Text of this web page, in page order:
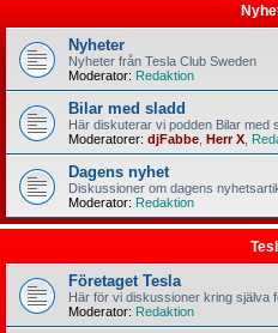
Nyheter
Nyheter från Tesla Club Sweden
Moderator: Redaktion
Bilar med sladd
Här diskuterar vi podden Bilar med
Moderatorer: djFabbe Herr X
Dagens nyhet
Diskussioner om dagens
Moderator: Redaktion
Företaget Tesla
Här för vi diskussioner kring själva
Moderator: Redaktion